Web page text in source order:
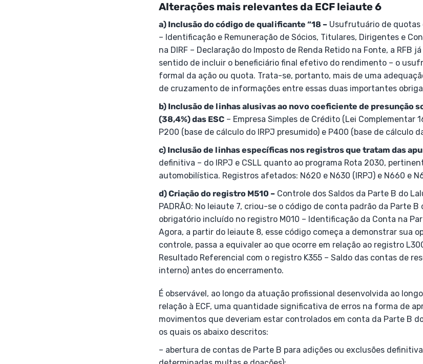
Alterações mais relevantes da ECF leiaute 6
a) Inclusão do código de qualificante “18 –Usufrutuário de quotas
– Identificação e Remuneração de Sócios, Titulares, Dirigentes e
na DIRF – Declaração do Imposto de Renda Retido na Fonte, a RFB
sentido de incluir o beneficiário final efetivo do rendimento – o
formal da ação ou quota. Trata-se, portanto, mais de uma
de cruzamento de informações entre essas duas importantes
b) Inclusão de linhas alusivas ao novo coeficiente de presunção
(38,4%) das ESC– Empresa Simples de Crédito (Lei Complementar
P200 (base de cálculo do IRPJ presumido) e P400 (base de cálculo
c) Inclusão de linhas específicas nos registros que tratam das
definitiva – do IRPJ e CSLL quanto ao programa Rota 2030,
automobilística. Registros afetados: N620 e N630 (IRPJ) e N660 e
d) Criação do registro M510 –Controle dos Saldos da Parte B do
PADRÃO: No leiaute 7, criou-se o código de conta padrão da Parte
obrigatório incluído no registro M010 – Identificação da Conta na
Agora, a partir do leiaute 8, esse código começa a demonstrar sua
controle, passa a equivaler ao que ocorre em relação ao registro
Resultado Referencial com o registro K355 – Saldo das contas de
interno) antes do encerramento.
É observável, ao longo da atuação profissional desenvolvida ao
relação à ECF, uma quantidade significativa de erros na forma de
movimentos que deveriam estar controlados em conta da Parte B
os quais os abaixo descritos:
– abertura de contas de Parte B para adições ou exclusões